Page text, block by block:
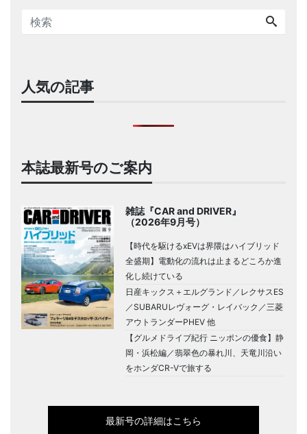
人気の記事
本誌最新号のご案内
雑誌『CAR and DRIVER』
（2026年9月号）
【時代を駆けるxEVは界隈はハイブリッド
全盛期】電動化の流れは止まるどころか進
化し続けている
日産キックス＋エルグランド／レクサスES
／SUBARUレヴォーグ・レイバック／三菱
アウトランダーPHEV 他
【グルメドライブ紀行 ニッポンの優食】静
岡・浜松編／翡翠色の暴れ川、天竜川沿い
をホンダCR-Vで旅する
最新号の詳細はこちら